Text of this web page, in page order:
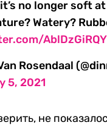
no longer soft
Watery?
AblDzGiRQY
Rosendaal
5, 2021
не